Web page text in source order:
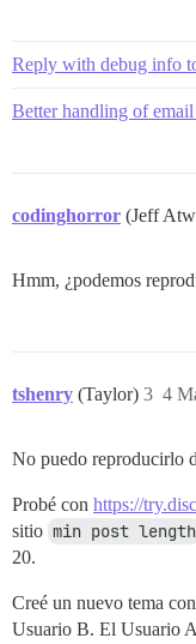
Reply with debug info
Better handling of
codinghorror (Jeff
Hmm, ¿podemos
tshenry (Taylor) 4
3
No puedo reproducirlo
Probé con https://
sitio min post length
20.
Creé un nuevo tema
Usuario B. El Usuario